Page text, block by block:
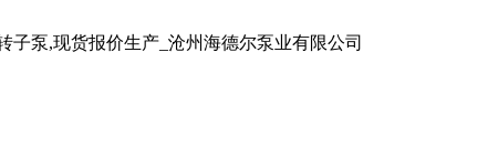
泵,现货报价生产_沧州海德尔泵业有限公司